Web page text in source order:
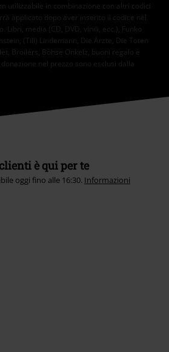
utilizzabile in combinazione con altri codici
applicato dopo aver inserito il codice nel
Libri, media (CD, DVD, vinili, ecc.), Funko
(Till) Lindemann, Die Ärzte, Die Toten
Broilers, Böhse Onkelz, buoni regalo e
nel prezzo sono esclusi dalla
è qui per te
oggi fino alle 16:30. Informazioni